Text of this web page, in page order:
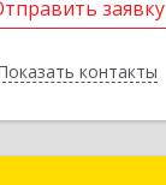
заявку
контакты
заявку
Назад